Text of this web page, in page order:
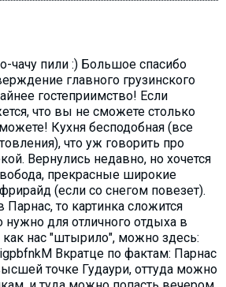
чачу пили :) Большое спасибо
главного грузинского
гостеприимство! Если
что вы не сможете столько
Кухня бесподобная (все
что уж говорить про
Вернулись недавно, но хочется
прекрасные широкие
(если со снегом повезет).
Парнас, то картинка сложится
нужно для отличного отдыха в
как нас "штырило", можно здесь:
Вкратце по фактам: Парнас
точке Гудаури, оттуда можно